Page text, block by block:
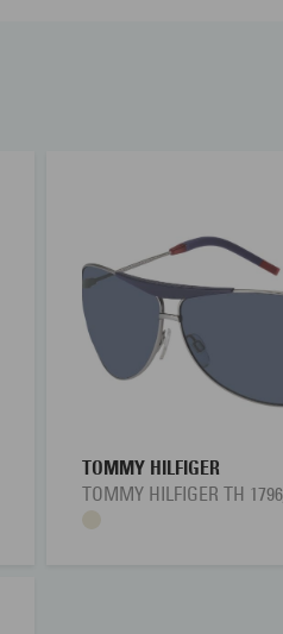
TOMMY HILFIGER
TOMMY HILFIGER TH